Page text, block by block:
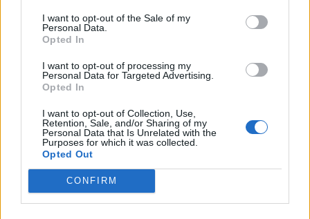
I want to opt-out of the Sale of my
Personal Data.
Opted In
I want to opt-out of processing my
Personal Data for Targeted Advertising.
Opted In
I want to opt-out of Collection, Use,
Retention, Sale, and/or Sharing of my
Personal Data that Is Unrelated with the
Purposes for which it was collected.
Opted Out
CONFIRM
Slovenija
Svet
Politika
Kronika
Zdravje
Šport
Scena
Zadnje novice
Rubrike
Dogodki
Igre
Forum